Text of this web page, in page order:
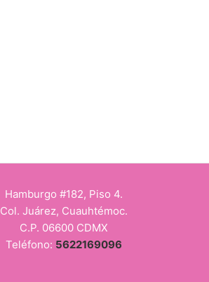
Hamburgo #182, Piso 4.
Col. Juárez, Cuauhtémoc.
C.P. 06600 CDMX
Teléfono: 5622169096